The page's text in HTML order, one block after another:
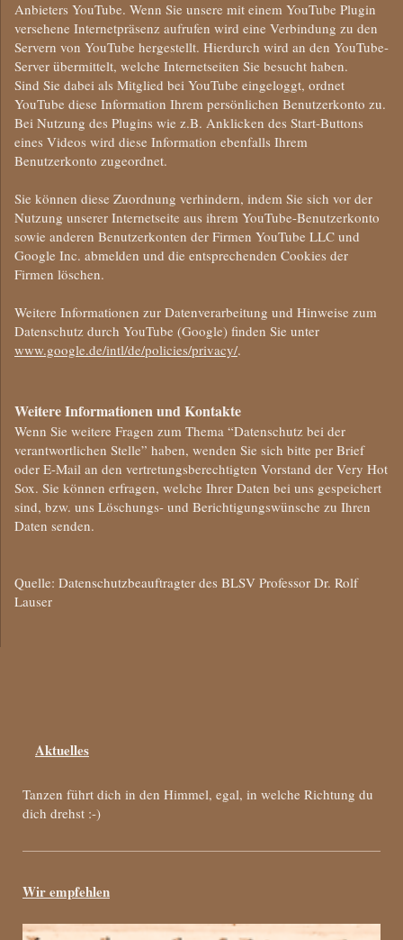
Anbieters YouTube. Wenn Sie unsere mit einem YouTube Plugin
versehene Internetpräsenz aufrufen wird eine Verbindung zu den
Servern von YouTube hergestellt. Hierdurch wird an den YouTube-
Server übermittelt, welche Internetseiten Sie besucht haben.
Sind Sie dabei als Mitglied bei YouTube eingeloggt, ordnet
YouTube diese Information Ihrem persönlichen Benutzerkonto zu.
Bei Nutzung des Plugins wie z.B. Anklicken des Start-Buttons
eines Videos wird diese Information ebenfalls Ihrem
Benutzerkonto zugeordnet.
Sie können diese Zuordnung verhindern, indem Sie sich vor der
Nutzung unserer Internetseite aus ihrem YouTube-Benutzerkonto
sowie anderen Benutzerkonten der Firmen YouTube LLC und
Google Inc. abmelden und die entsprechenden Cookies der
Firmen löschen.
Weitere Informationen zur Datenverarbeitung und Hinweise zum
Datenschutz durch YouTube (Google) finden Sie unter
www.google.de/intl/de/policies/privacy/.
Weitere Informationen und Kontakte
Wenn Sie weitere Fragen zum Thema “Datenschutz bei der
verantwortlichen Stelle” haben, wenden Sie sich bitte per Brief
oder E-Mail an den vertretungsberechtigten Vorstand der Very Hot
Sox. Sie können erfragen, welche Ihrer Daten bei uns gespeichert
sind, bzw. uns Löschungs- und Berichtigungswünsche zu Ihren
Daten senden.
Quelle: Datenschutzbeauftragter des BLSV Professor Dr. Rolf
Lauser
Aktuelles
Tanzen führt dich in den Himmel, egal, in welche Richtung du
dich drehst :-)
Wir empfehlen